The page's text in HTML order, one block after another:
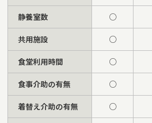
静養室数 ○
共用施設 ○
食堂利用時間 ○
食事介助の有無 ○
着替え介助の有無 ○